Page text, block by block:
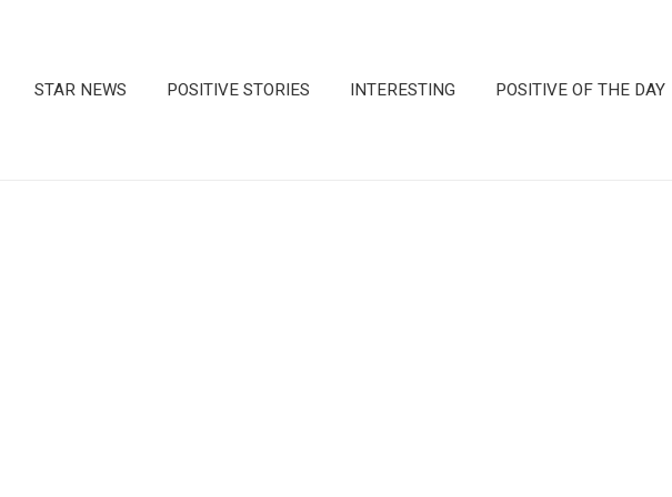
STAR NEWS POSITIVE STORIES INTERESTING POSITIVE OF THE DAY